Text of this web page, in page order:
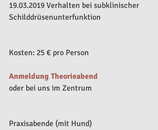
19.03.2019 Verhalten bei subklinischer
Schilddrüsenunterfunktion
Kosten: 25 € pro Person​
Anmeldung Theorieabend
oder bei uns im Zentrum
Praxisabende (mit Hund)